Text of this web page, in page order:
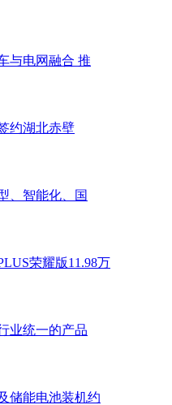
与电网融合 推
约湖北赤壁
、智能化、国
荣耀版11.98万
业统一的产品
储能电池装机约